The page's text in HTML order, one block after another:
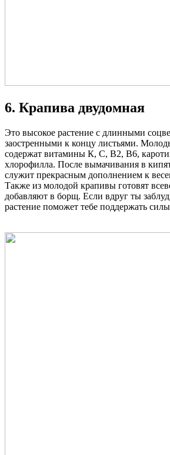
6. Крапива двудомная
Это высокое растение с длинными
заостренными к концу листьями.
содержат витамины К, С, В2, В6,
хлорофилла. После вымачивания в
служит прекрасным дополнением к
Также из молодой крапивы готовят
добавляют в борщ. Если вдруг ты
растение поможет тебе поддержать